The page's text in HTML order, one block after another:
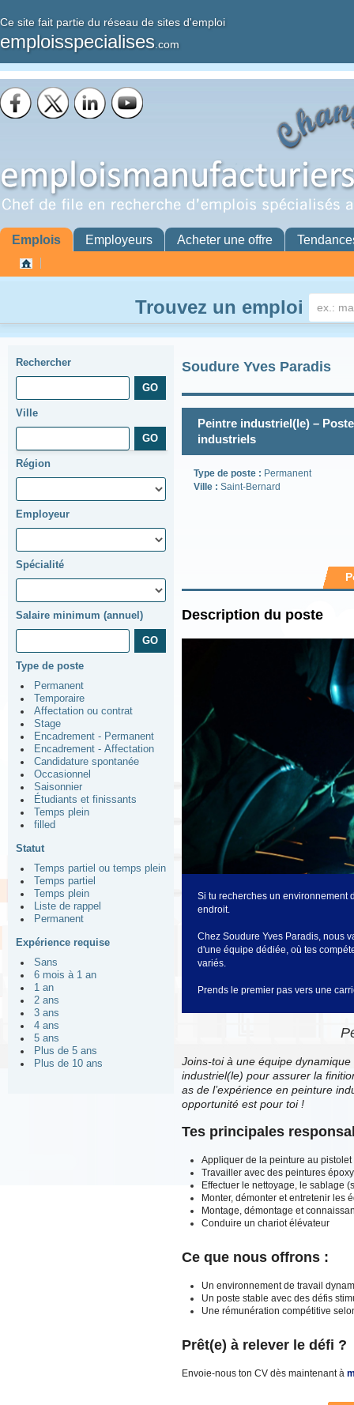
Ce site fait partie du réseau de sites d'emploi
emploisspecialises .com
Emplois Employeurs Acheter une offre
Trouvez un emploi
Rechercher
Ville
Région
Employeur
Spécialité
Salaire minimum (annuel)
Type de poste
Permanent
Temporaire
Affectation ou contrat
Stage
Encadrement - Permanent
Encadrement - Affectation
Candidature spontanée
Occasionnel
Saisonnier
Étudiants et finissants
Temps plein
filled
Statut
Temps partiel ou temps plein
Temps partiel
Temps plein
Liste de rappel
Permanent
Expérience requise
Sans
6 mois à 1 an
1 an
2 ans
3 ans
4 ans
5 ans
Plus de 5 ans
Plus de 10 ans
Soudure Yves Paradis
Peintre industriel(le) –
industriels
Type de poste : Permanent
Ville : Saint-Bernard
Description du poste
Si tu recherches un environnement
endroit.
Chez Soudure Yves Paradis, nous
d'une équipe dédiée, où tes
variés.
Prends le premier pas vers une
Joins-toi à une équipe
industriel(le) pour assurer la
as de l’expérience en peinture
opportunité est pour toi !
Tes principales
Appliquer de la peinture au
Travailler avec des peintures
Effectuer le nettoyage, le sablage
Monter, démonter et entretenir les
Montage, démontage et
Conduire un chariot élévateur
Ce que nous offrons :
Un environnement de travail
Un poste stable avec des défis
Une rémunération compétitive
Prêt(e) à relever le défi ?
Envoie-nous ton CV dès maintenant à